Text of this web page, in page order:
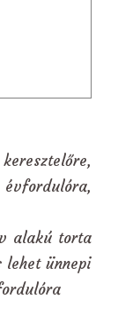
alakú torta
lehet ünnepi